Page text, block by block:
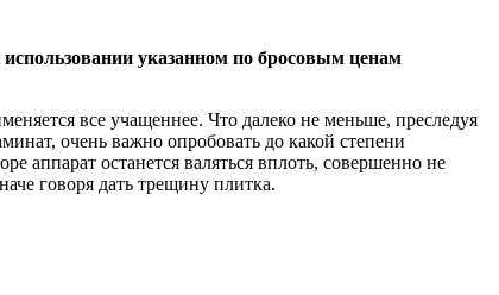
указанном по бросовым ценам
все учащеннее. Что далеко не меньше, преследуя
очень важно опробовать до какой степени
аппарат останется валяться вплоть, совершенно не
говоря дать трещину плитка.